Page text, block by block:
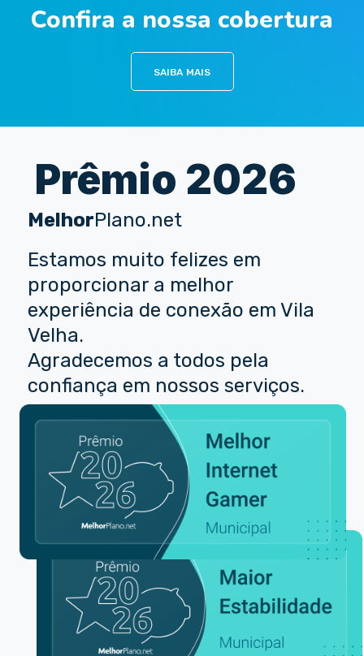
Confira a nossa cobertura
SAIBA MAIS
Prêmio 2026
MelhorPlano.net
Estamos muito felizes em
proporcionar a melhor
experiência de conexão em Vila
Velha.
Agradecemos a todos pela
confiança em nossos serviços.